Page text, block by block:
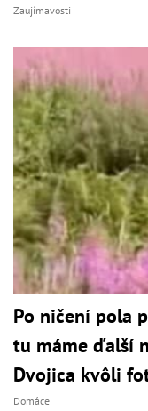
Zaujímavosti
Po ničení pola
tu máme ďalší
Dvojica kvôli
Domáce